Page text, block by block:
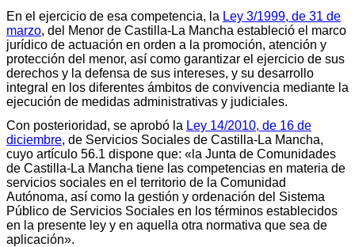
En el ejercicio de esa competencia, la Ley 3/1999, de 31 de
marzo, del Menor de Castilla-La Mancha estableció el marco
jurídico de actuación en orden a la promoción, atención y
protección del menor, así como garantizar el ejercicio de sus
derechos y la defensa de sus intereses, y su desarrollo
integral en los diferentes ámbitos de convivencia mediante la
ejecución de medidas administrativas y judiciales.
Con posterioridad, se aprobó la Ley 14/2010, de 16 de
diciembre, de Servicios Sociales de Castilla-La Mancha,
cuyo artículo 56.1 dispone que: «la Junta de Comunidades
de Castilla-La Mancha tiene las competencias en materia de
servicios sociales en el territorio de la Comunidad
Autónoma, así como la gestión y ordenación del Sistema
Público de Servicios Sociales en los términos establecidos
en la presente ley y en aquella otra normativa que sea de
aplicación».